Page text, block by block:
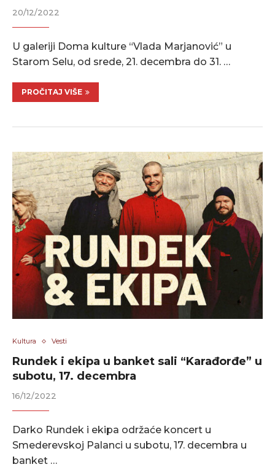
20/12/2022
U galeriji Doma kulture “Vlada Marjanović” u
Starom Selu, od srede, 21. decembra do 31. …
PROČITAJ VIŠE
Kultura Vesti
Rundek i ekipa u banket sali “Karađorđe” u
subotu, 17. decembra
16/12/2022
Darko Rundek i ekipa održaće koncert u
Smederevskoj Palanci u subotu, 17. decembra u
banket …